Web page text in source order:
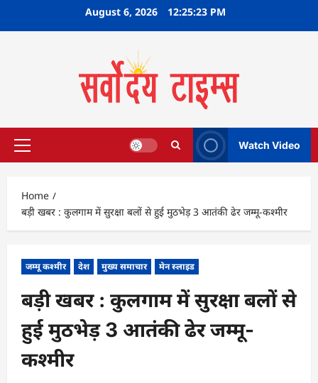
August 6, 2026 12:25:23 PM
Primary
Watch Video
Home
बड़ी खबर : कुलगाम में सुरक्षा बलों से हुई मुठभेड़ 3 आतंकी ढेर जम्मू-कश्मीर
जम्मू कश्मीर देश मुख्य समाचार मेन स्लाइड
बड़ी खबर : कुलगाम में सुरक्षा बलों से
हुई मुठभेड़ 3 आतंकी ढेर जम्मू-
कश्मीर